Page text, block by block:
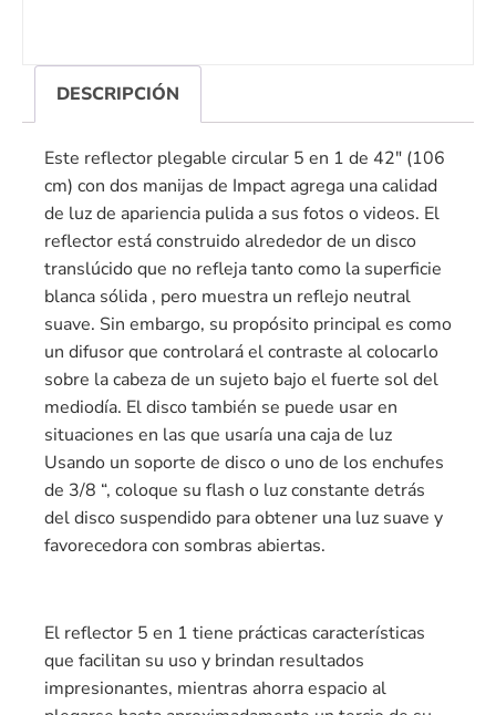
DESCRIPCIÓN
Este reflector plegable circular 5 en 1 de 42″ (106
cm) con dos manijas de Impact agrega una calidad
de luz de apariencia pulida a sus fotos o videos. El
reflector está construido alrededor de un disco
translúcido que no refleja tanto como la superficie
blanca sólida , pero muestra un reflejo neutral
suave. Sin embargo, su propósito principal es como
un difusor que controlará el contraste al colocarlo
sobre la cabeza de un sujeto bajo el fuerte sol del
mediodía. El disco también se puede usar en
situaciones en las que usaría una caja de luz
Usando un soporte de disco o uno de los enchufes
de 3/8 “, coloque su flash o luz constante detrás
del disco suspendido para obtener una luz suave y
favorecedora con sombras abiertas.
El reflector 5 en 1 tiene prácticas características
que facilitan su uso y brindan resultados
impresionantes, mientras ahorra espacio al